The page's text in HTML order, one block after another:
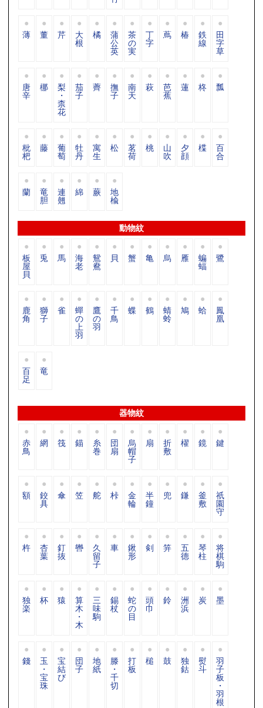
薄 董 芹 大
根
橘 蒲
公
英
茶
の
実
丁
字
蔦 椿 鉄
線
田
字
草
唐
辛
梛 梨
・
柰
花
茄
子
薺 撫
子
南
天
萩 芭
蕉
蓮 柊 瓢
枇
杷
藤 葡
萄
牡
丹
寓
生
松 茗
荷
桃 山
吹
夕
顔
楪 百
合
蘭 竜
胆
連
翹
綿 蕨 地
楡
動物紋
板
屋
貝
兎 馬 海
老
鴛
鴦
貝 蟹 亀 烏 雁 蝙
蝠
鷺
鹿
角
獅
子
雀 蟬
の
上
羽
鷹
の
羽
千
鳥
蝶 鶴 蜻
蛉
鳩 蛤 鳳
凰
百
足
竜
器物紋
赤
鳥
網 筏 錨 糸
巻
団
扇
烏
帽
子
扇 折
敷
櫂 鏡 鍵
額 鉸
具
傘 笠 舵 桛 金
輪
半
鐘
兜 鎌 釜
敷
祇
園
守
杵 杏
葉
釘
抜
轡 久
留
子
車 鍬
形
剣 笄 五
德
琴
柱
将
棋
駒
独
楽
杯 猿 算
木
・
木
三
味
駒
錫
杖
蛇
の
目
頭
巾
鈴 洲
浜
炭 墨
錢 玉
・
宝
珠
宝
結
び
団
子
地
紙
滕
・
千
切
打
板
槌 鼓 独
鈷
熨
斗
羽
子
板
・
羽
根